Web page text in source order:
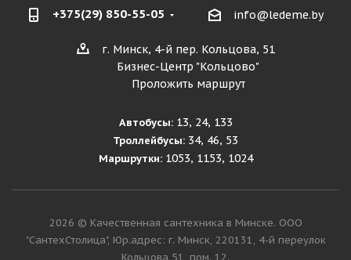
+375(29) 850-55-05 info@ledeme.by
г. Минск, 4-й пер. Кольцова, 51
Бизнес-Центр "Кольцово"
Проложить маршрут
Автобусы:13, 24, 133
Троллейбусы: 34, 46, 53
Маршрутки:1053, 1153, 1024
2026 © Качественная сантехника в Минске. ООО
"СантехСтолица", Юр.адрес: г. Минск, 220131, 4-й переулок